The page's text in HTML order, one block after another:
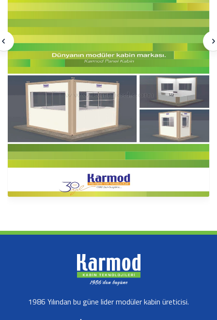
1986 Yılından bu güne lider modüler kabin üreticisi.